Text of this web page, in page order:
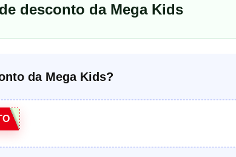
desconto da Mega Kids
da Mega Kids?